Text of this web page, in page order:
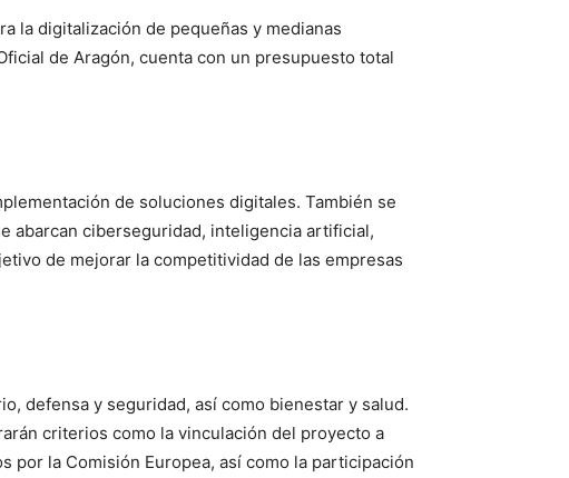
la digitalización de pequeñas y medianas
de Aragón, cuenta con un presupuesto total
de soluciones digitales. También se
abarcan ciberseguridad, inteligencia artificial,
de mejorar la competitividad de las empresas
defensa y seguridad, así como bienestar y salud.
criterios como la vinculación del proyecto a
la Comisión Europea, así como la participación